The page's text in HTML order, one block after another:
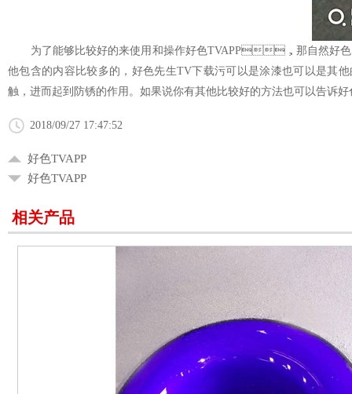
为了能够比较好的来使用和操作好色TVAPP，那自然好色先生
他包含的内容比较多的，好色先生TV下载污可以是涂漆也可以是其
触，进而起到防锈的作用。如果说你有其他比较好的方法也可以告诉好
2018/09/27 17:47:52
好色TVAPP
好色TVAPP
相关产品